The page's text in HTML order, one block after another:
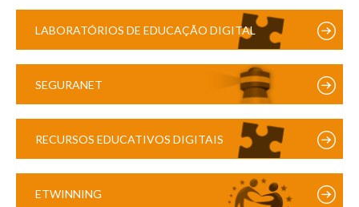
LABORATÓRIOS DE EDUCAÇÃO DIGITAL
SEGURANET
RECURSOS EDUCATIVOS DIGITAIS
ETWINNING